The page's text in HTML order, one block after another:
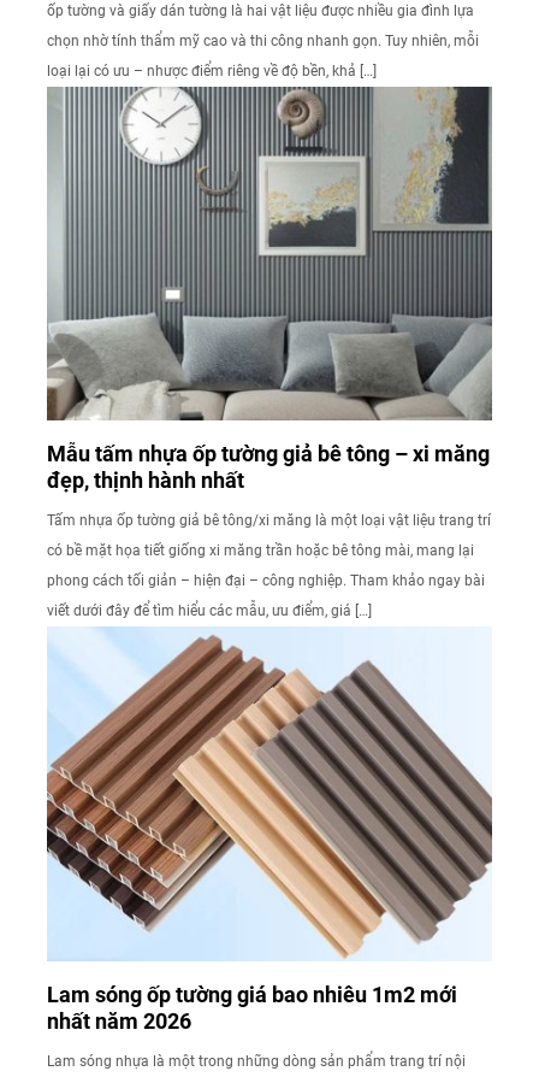
ốp tường và giấy dán tường là hai vật liệu được nhiều gia đình lựa
chọn nhờ tính thẩm mỹ cao và thi công nhanh gọn. Tuy nhiên, mỗi
loại lại có ưu – nhược điểm riêng về độ bền, khả […]
Mẫu tấm nhựa ốp tường giả bê tông – xi măng
đẹp, thịnh hành nhất
Tấm nhựa ốp tường giả bê tông/xi măng là một loại vật liệu trang trí
có bề mặt họa tiết giống xi măng trần hoặc bê tông mài, mang lại
phong cách tối giản – hiện đại – công nghiệp. Tham khảo ngay bài
viết dưới đây để tìm hiểu các mẫu, ưu điểm, giá […]
Lam sóng ốp tường giá bao nhiêu 1m2 mới
nhất năm 2026
Lam sóng nhựa là một trong những dòng sản phẩm trang trí nội